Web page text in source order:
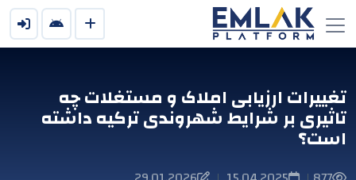
تغییرات ارزیابی املاک و مستغلات چه
تاثیری بر شرایط شهروندی ترکیه داشته
است؟